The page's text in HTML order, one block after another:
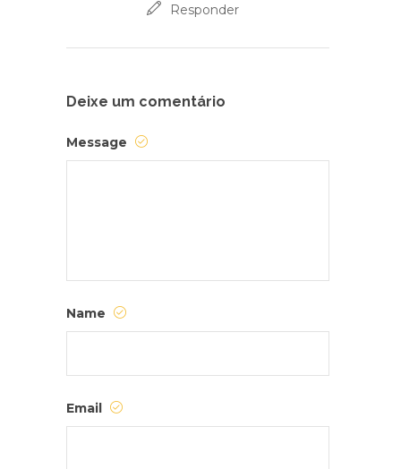
Responder
Deixe um comentário
Message
Name
Email